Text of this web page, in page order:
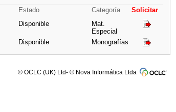
Estado Categoría
Solicitar
Disponible
Mat.
Especial
Disponible Monografías
© OCLC (UK) Ltd- © Nova Informática Ltda